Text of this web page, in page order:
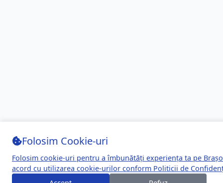
Folosim Cookie-uri
Folosim cookie-uri pentru a îmbunătăți experiența ta pe
acord cu utilizarea cookie-urilor conform Politicii de